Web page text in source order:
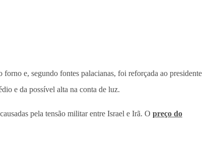
e, segundo fontes palacianas, foi reforçada ao presidente
e da possível alta na conta de luz.
pela tensão militar entre Israel e Irã. O preço do